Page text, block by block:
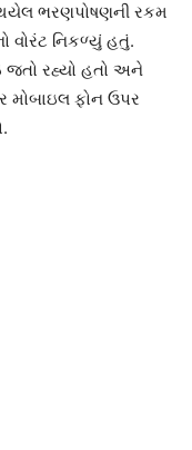
ભરણપોષણની રકમ
વોરંટ નિકળ્યું હતું.
જતો રહ્યો હતો અને
મોબાઇલ ફોન ઉપર